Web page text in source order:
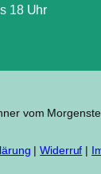
18 Uhr
vom
|Widerruf |